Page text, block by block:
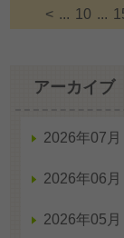
< ... 10 ...
アーカイブ
2026年07月
2026年06月
2026年05月